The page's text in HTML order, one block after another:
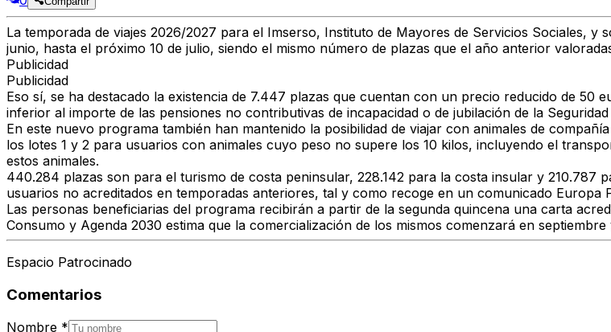
La temporada de viajes 2026/2027 para el Imserso, Instituto de Mayores de Servicios Sociales,
junio, hasta el próximo 10 de julio, siendo el mismo número de plazas que el año anterior
Publicidad
Publicidad
Eso sí, se ha destacado la existencia de 7.447 plazas que cuentan con un precio reducido de 50
inferior al importe de las pensiones no contributivas de incapacidad o de jubilación de la
En este nuevo programa también han mantenido la posibilidad de viajar con animales de
los lotes 1 y 2 para usuarios con animales cuyo peso no supere los 10 kilos, incluyendo el
estos animales.
440.284 plazas son para el turismo de costa peninsular, 228.142 para la costa insular y 210.787
usuarios no acreditados en temporadas anteriores, tal y como recoge en un comunicado Europa
Las personas beneficiarias del programa recibirán a partir de la segunda quincena una carta
Consumo y Agenda 2030 estima que la comercialización de los mismos comenzará en
Espacio Patrocinado
Comentarios
Nombre *